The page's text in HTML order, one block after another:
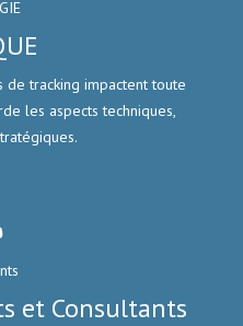
tracking impactent toute
les aspects techniques,
et Consultants